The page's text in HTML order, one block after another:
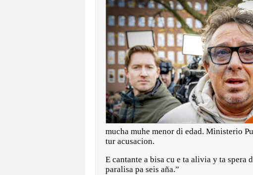
mucha muhe menor di edad. Ministerio
tur acusacion.
E cantante a bisa cu e ta alivia y ta
paralisa pa seis aña.”